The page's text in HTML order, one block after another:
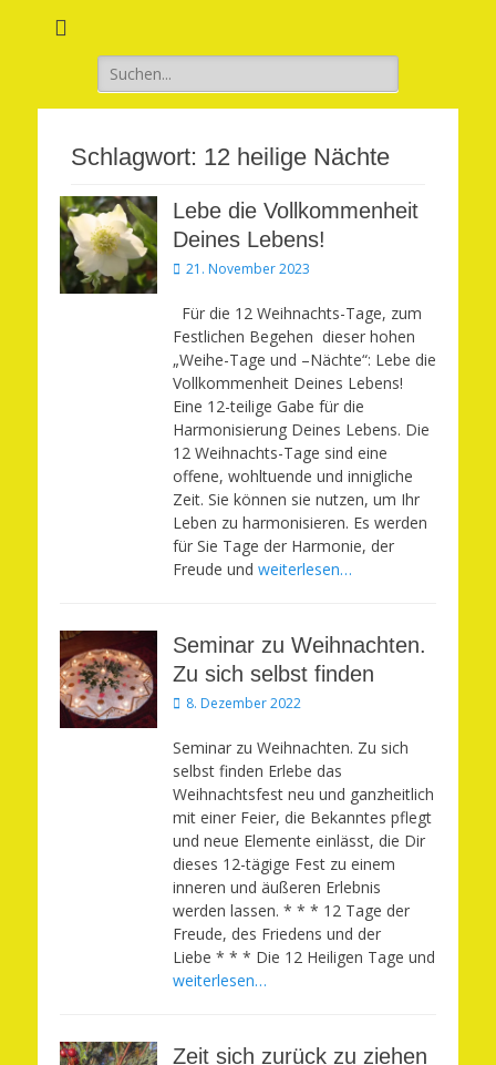
Suchen
nach:
Schlagwort: 12 heilige Nächte
Lebe die Vollkommenheit
Deines Lebens!
Veröffentlicht
21. November 2023
Für die 12 Weihnachts-Tage, zum
Festlichen Begehen dieser hohen
„Weihe-Tage und –Nächte“: Lebe die
Vollkommenheit Deines Lebens!
Eine 12-teilige Gabe für die
Harmonisierung Deines Lebens. Die
12 Weihnachts-Tage sind eine
offene, wohltuende und innigliche
Zeit. Sie können sie nutzen, um Ihr
Leben zu harmonisieren. Es werden
für Sie Tage der Harmonie, der
Freude und weiterlesen…
Seminar zu Weihnachten.
Zu sich selbst finden
Veröffentlicht
8. Dezember 2022
Seminar zu Weihnachten. Zu sich
selbst finden Erlebe das
Weihnachtsfest neu und ganzheitlich
mit einer Feier, die Bekanntes pflegt
und neue Elemente einlässt, die Dir
dieses 12-tägige Fest zu einem
inneren und äußeren Erlebnis
werden lassen. * * * 12 Tage der
Freude, des Friedens und der
Liebe * * * Die 12 Heiligen Tage und
weiterlesen…
Zeit sich zurück zu ziehen